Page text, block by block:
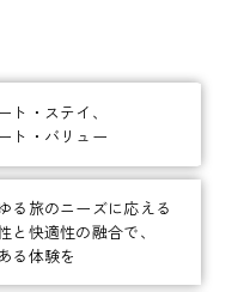
ト・ステイ、
ト・バリュー
る旅のニーズに応える
と快適性の融合で、
る体験を